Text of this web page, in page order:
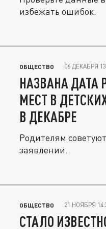
избежать ошибок.
ОБЩЕСТВО 06 ДЕКАБРЯ
НАЗВАНА ДАТА
МЕСТ В
В ДЕКАБРЕ
Родителям
заявлении.
ОБЩЕСТВО 21 НОЯБРЯ
СТАЛО